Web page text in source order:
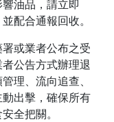
油品，請立即
配合通報回收。
或業者公布之受
公告方式辦理退
理、流向追查、
出擊，確保所有
全把關。